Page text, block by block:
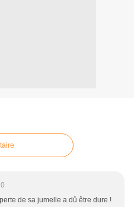
de sa jumelle a dû être dure !